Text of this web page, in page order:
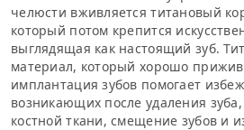
челюсти вживляется титановый
который потом крепится
выглядящая как настоящий зуб.
материал, который хорошо
имплантация зубов помогает
возникающих после удаления зуба,
костной ткани, смещение зубов и